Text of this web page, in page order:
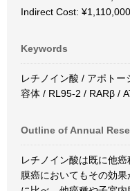
Indirect Cost:
Keywords
レチノイン酸 / アポト
容体 / RL95-2 / RARβ /
Outline of Annual
レチノイン酸は既に他
膜癌においてもその効